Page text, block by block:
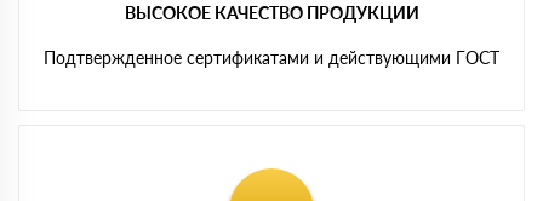
ВЫСОКОЕ КАЧЕСТВО ПРОДУКЦИИ
Подтвержденное сертификатами и действующими ГОСТ